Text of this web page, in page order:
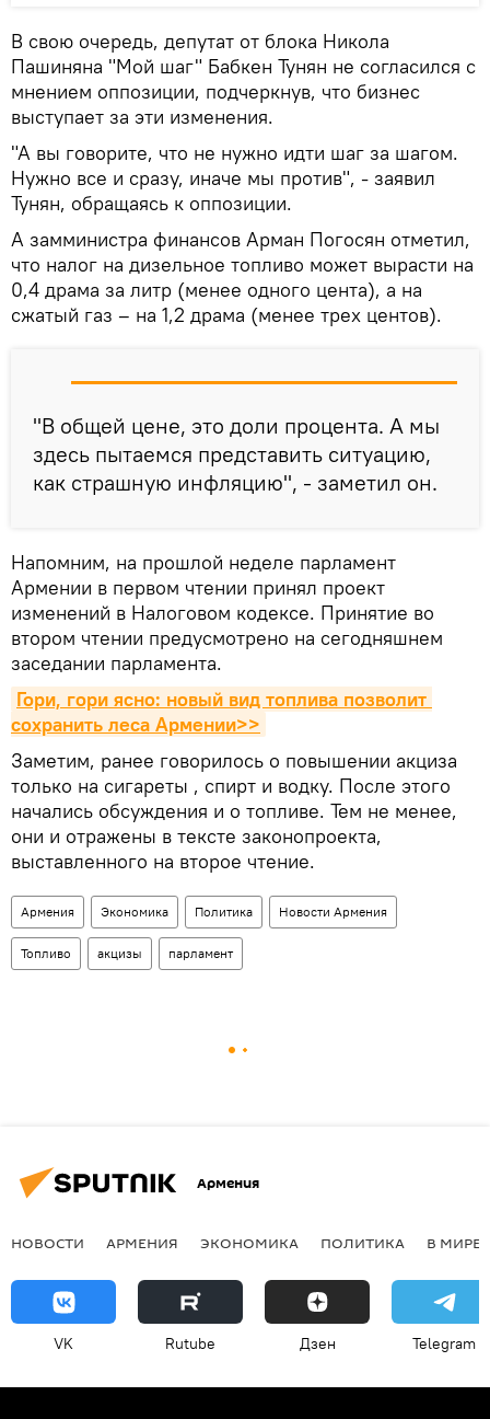
В свою очередь, депутат от блока Никола
Пашиняна "Мой шаг" Бабкен Тунян не согласился с
мнением оппозиции, подчеркнув, что бизнес
выступает за эти изменения.
"А вы говорите, что не нужно идти шаг за шагом.
Нужно все и сразу, иначе мы против", - заявил
Тунян, обращаясь к оппозиции.
А замминистра финансов Арман Погосян отметил,
что налог на дизельное топливо может вырасти на
0,4 драма за литр (менее одного цента), а на
сжатый газ – на 1,2 драма (менее трех центов).
"В общей цене, это доли процента. А мы
здесь пытаемся представить ситуацию,
как страшную инфляцию", - заметил он.
Напомним, на прошлой неделе парламент
Армении в первом чтении принял проект
изменений в Налоговом кодексе. Принятие во
втором чтении предусмотрено на сегодняшнем
заседании парламента.
Гори, гори ясно: новый вид топлива позволит
сохранить леса Армении>>
Заметим, ранее говорилось о повышении акциза
только на сигареты , спирт и водку. После этого
начались обсуждения и о топливе. Тем не менее,
они и отражены в тексте законопроекта,
выставленного на второе чтение.
Армения Экономика Политика Новости Армения
Топливо акцизы парламент
Армения
НОВОСТИ АРМЕНИЯ ЭКОНОМИКА ПОЛИТИКА В МИРЕ
VK Rutube Дзен Telegram